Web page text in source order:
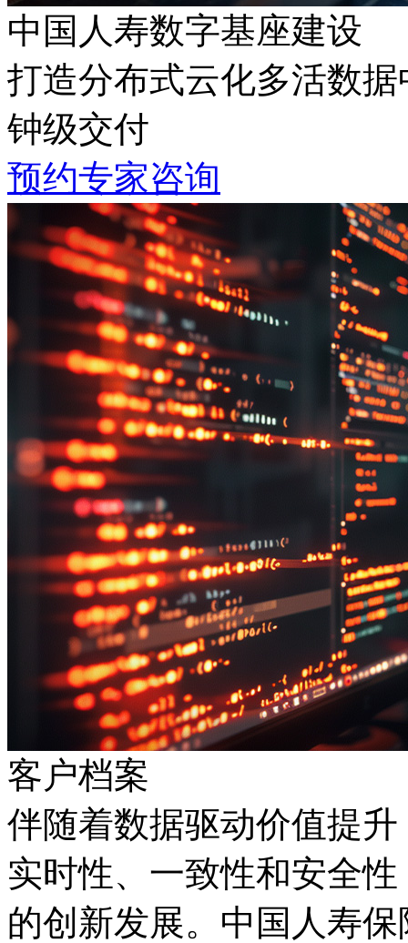
中国人寿数字基座建设
打造分布式云化多活数据中
钟级交付
预约专家咨询
客户档案
伴随着数据驱动价值提升
实时性、一致性和安全
的创新发展。中国人寿